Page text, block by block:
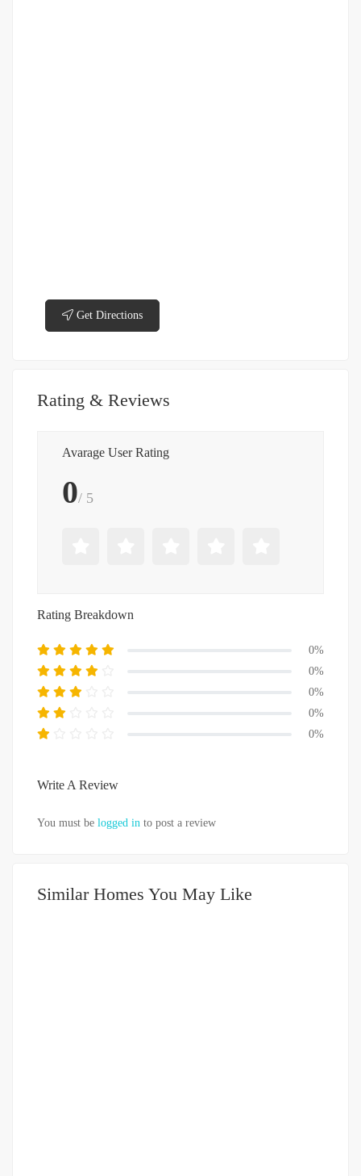
Get Directions
Rating & Reviews
Avarage User Rating
0/ 5
Rating Breakdown
0%
0%
0%
0%
0%
Write A Review
You must be logged in to post a review
Similar Homes You May Like